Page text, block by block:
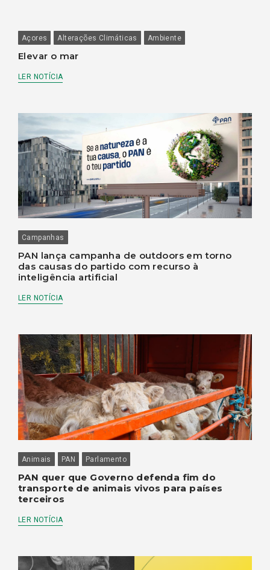
Açores Alterações Climáticas Ambiente
Elevar o mar
LER NOTÍCIA
Campanhas
PAN lança campanha de outdoors em torno
das causas do partido com recurso à
inteligência artificial
LER NOTÍCIA
Animais PAN Parlamento
PAN quer que Governo defenda fim do
transporte de animais vivos para países
terceiros
LER NOTÍCIA